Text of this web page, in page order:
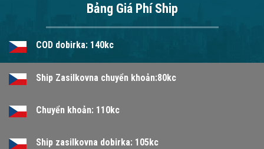
Bảng Giá Phí Ship
COD dobirka: 140kc
Ship Zasilkovna chuyển khoản:80kc
Chuyển khoản: 110kc
Ship zasilkovna dobirka: 105kc